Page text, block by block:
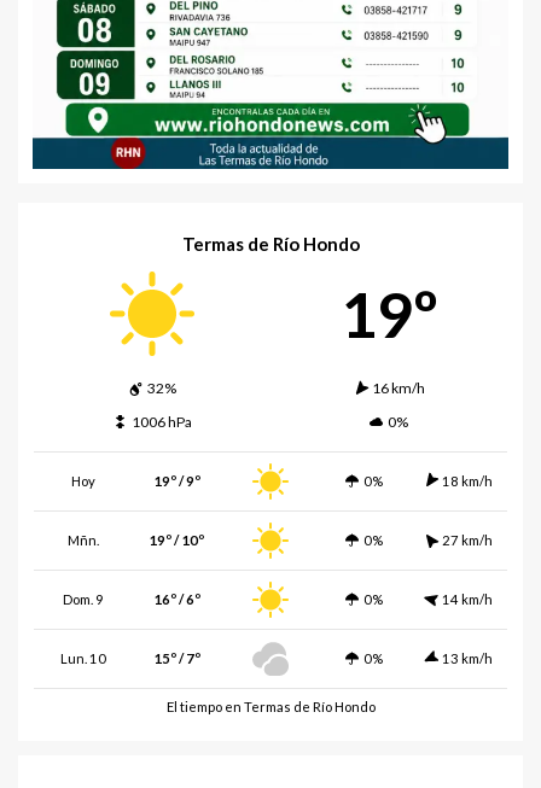
Termas de Río Hondo
19º
32%
16 km/h
1006 hPa
0%
Hoy 19º / 9º 0% 18 km/h
Mñn. 19º / 10º 0% 27 km/h
Dom. 9 16º / 6º 0% 14 km/h
Lun. 10 15º / 7º 0% 13 km/h
El tiempo en Termas de Río Hondo